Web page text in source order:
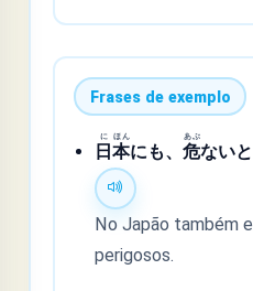
Frases de exemplo
日
に
本
ほん
にも、危
あぶ
ない
No Japão também
perigosos.